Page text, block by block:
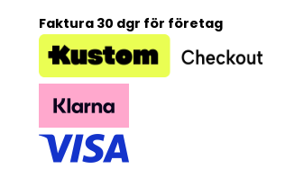
Faktura 30 dgr för företag